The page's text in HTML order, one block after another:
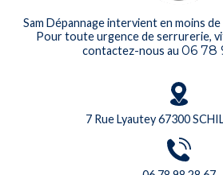
Sam Dépannage intervient en moins
Pour toute urgence de serrurerie,
contactez-nous au 06 78
7 Rue Lyautey 67300